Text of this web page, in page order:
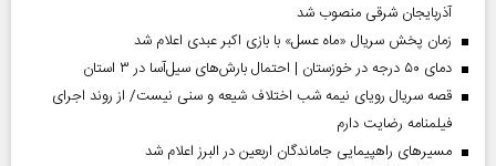
آذربایجان شرقی منصوب شد
زمان پخش سریال «ماه عسل» با بازی اکبر عبدی اعلام شد
دمای ۵۰ درجه در خوزستان | احتمال بارش‌های سیل‌آسا در ۳ استان
قصه سریال رویای نیمه شب اختلاف شیعه و سنی نیست/ از روند اجرای
فیلمنامه رضایت دارم
مسیر‌های راهپیمایی جاماندگان اربعین در البرز اعلام شد